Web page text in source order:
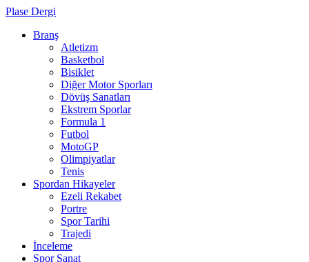
Plase Dergi
Branş
Atletizm
Basketbol
Bisiklet
Diğer Motor Sporları
Dövüş Sanatları
Ekstrem Sporlar
Formula 1
Futbol
MotoGP
Olimpiyatlar
Tenis
Spordan Hikayeler
Ezeli Rekabet
Portre
Spor Tarihi
Trajedi
İnceleme
Spor Sanat